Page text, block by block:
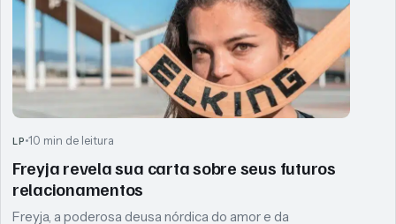
LP 10 min de leitura
Freyja revela sua carta sobre seus futuros
relacionamentos
Freyja, a poderosa deusa nórdica do amor e da